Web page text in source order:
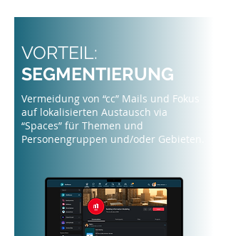
VORTEIL:
SEGMENTIERUNG
Vermeidung von “cc” Mails und Fokus
auf lokalisierten Austausch via
“Spaces” für Themen und
Personengruppen und/oder Gebieten.